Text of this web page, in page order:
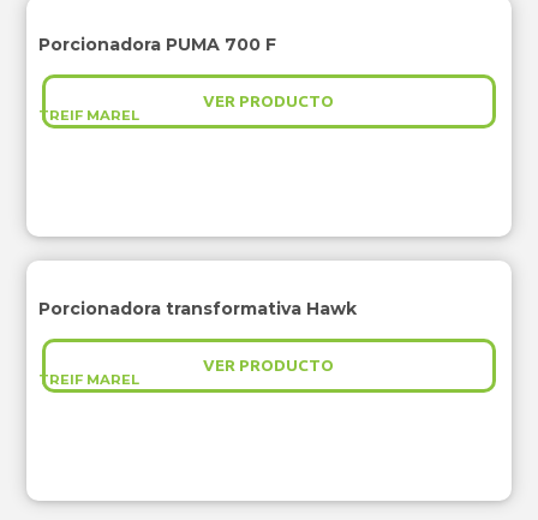
TREIF MAREL
Porcionadora PUMA 700 F
VER PRODUCTO
TREIF MAREL
Porcionadora transformativa Hawk
VER PRODUCTO